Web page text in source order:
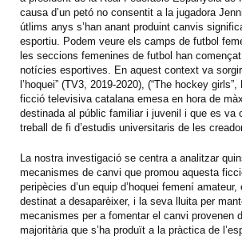
causa d’un petó no consentit a la jugadora
útlims anys s’han anant produint canvis
esportiu. Podem veure els camps de futbol
les seccions femenines de futbol han
notícies esportives. En aquest context va
l’hoquei” (TV3, 2019-2020), (“The hockey
ficció televisiva catalana emesa en hora de
destinada al públic familiar i juvenil i que es va
treball de fi d’estudis universitaris de les
La nostra investigació se centra a analitzar
mecanismes de canvi que promou aquesta
peripècies d’un equip d’hoquei femení
destinat a desaparèixer, i la seva lluita per
mecanismes per a fomentar el canvi provenen
majoritària que s’ha produït a la pràctica de